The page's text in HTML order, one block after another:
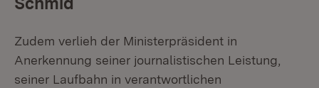
Zudem verlieh der Ministerpräsident in
Anerkennung seiner journalistischen Leistung,
seiner Laufbahn in verantwortlichen